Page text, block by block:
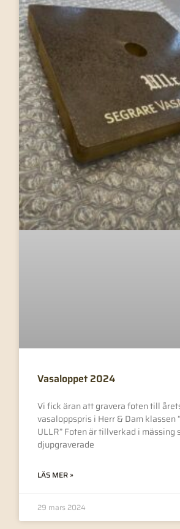
Vasaloppet 2024
Vi fick äran att gravera foten till
vasaloppspris i Herr & Dam klassen
ULLR” Foten är tillverkad i mässing
djupgraverade
LÄS MER »
29 mars 2024